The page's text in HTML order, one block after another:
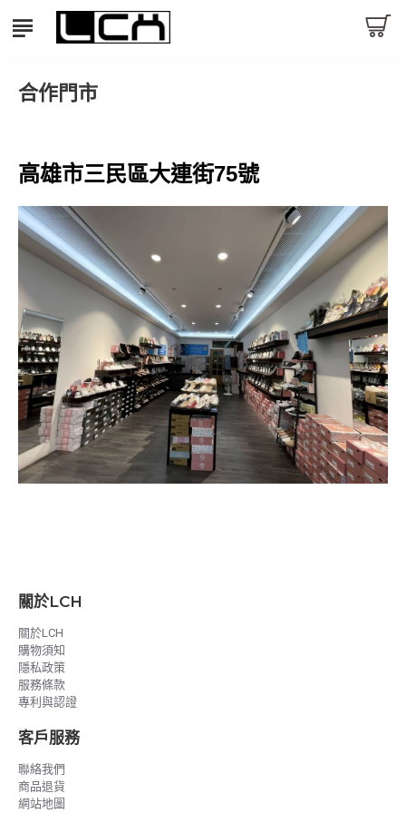
合作門市
高雄市三民區大連街75號
關於LCH
關於LCH
購物須知
隱私政策
服務條款
專利與認證
客戶服務
聯絡我們
商品退貨
網站地圖